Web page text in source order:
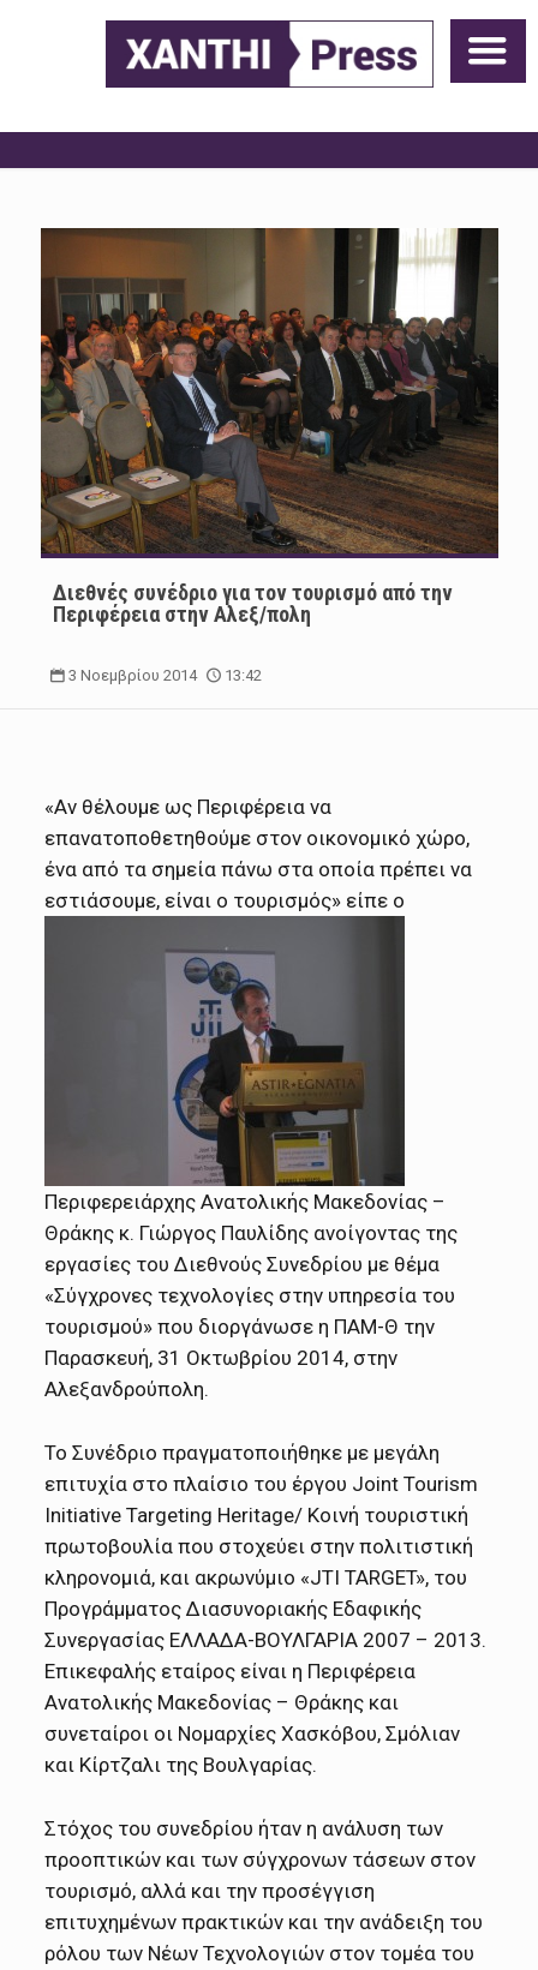
Διεθνές συνέδριο για τον τουρισμό από την
Περιφέρεια στην Αλεξ/πολη
3 Νοεμβρίου 2014 13:42
«Αν θέλουμε ως Περιφέρεια να
επανατοποθετηθούμε στον οικονομικό χώρο,
ένα από τα σημεία πάνω στα οποία πρέπει να
εστιάσουμε, είναι ο τουρισμός» είπε ο
Περιφερειάρχης Ανατολικής Μακεδονίας –
Θράκης κ. Γιώργος Παυλίδης ανοίγοντας της
εργασίες του Διεθνούς Συνεδρίου με θέμα
«Σύγχρονες τεχνολογίες στην υπηρεσία του
τουρισμού» που διοργάνωσε η ΠΑΜ-Θ την
Παρασκευή, 31 Οκτωβρίου 2014, στην
Αλεξανδρούπολη.
Το Συνέδριο πραγματοποιήθηκε με μεγάλη
επιτυχία στο πλαίσιο του έργου Joint Tourism
Initiative Targeting Heritage/ Κοινή τουριστική
πρωτοβουλία που στοχεύει στην πολιτιστική
κληρονομιά, και ακρωνύμιο «JTI TARGET», του
Προγράμματος Διασυνοριακής Εδαφικής
Συνεργασίας ΕΛΛΑΔΑ-ΒΟΥΛΓΑΡΙΑ 2007 – 2013.
Επικεφαλής εταίρος είναι η Περιφέρεια
Ανατολικής Μακεδονίας – Θράκης και
συνεταίροι οι Νομαρχίες Χασκόβου, Σμόλιαν
και Κίρτζαλι της Βουλγαρίας.
Στόχος του συνεδρίου ήταν η ανάλυση των
προοπτικών και των σύγχρονων τάσεων στον
τουρισμό, αλλά και την προσέγγιση
επιτυχημένων πρακτικών και την ανάδειξη του
ρόλου των Νέων Τεχνολογιών στον τομέα του